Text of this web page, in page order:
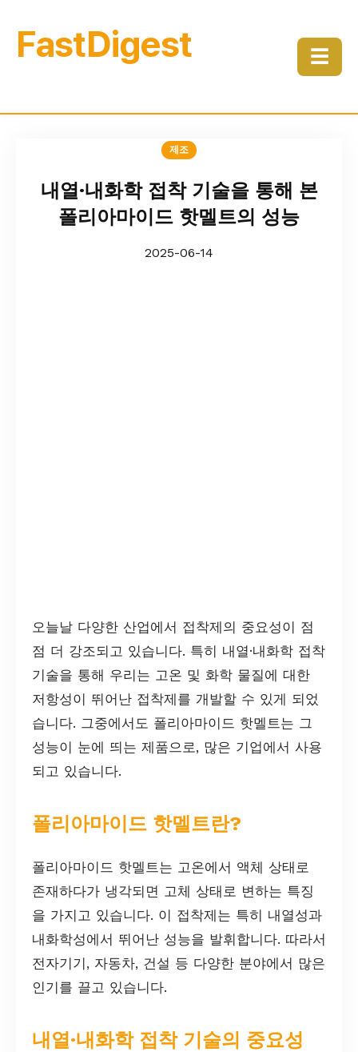
FastDigest ☰
제조
내열·내화학 접착 기술을 통해 본
폴리아마이드 핫멜트의 성능
2025-06-14
오늘날 다양한 산업에서 접착제의 중요성이 점
점 더 강조되고 있습니다. 특히 내열·내화학 접착
기술을 통해 우리는 고온 및 화학 물질에 대한
저항성이 뛰어난 접착제를 개발할 수 있게 되었
습니다. 그중에서도 폴리아마이드 핫멜트는 그
성능이 눈에 띄는 제품으로, 많은 기업에서 사용
되고 있습니다.
폴리아마이드 핫멜트란?
폴리아마이드 핫멜트는 고온에서 액체 상태로
존재하다가 냉각되면 고체 상태로 변하는 특징
을 가지고 있습니다. 이 접착제는 특히 내열성과
내화학성에서 뛰어난 성능을 발휘합니다. 따라서
전자기기, 자동차, 건설 등 다양한 분야에서 많은
인기를 끌고 있습니다.
내열·내화학 접착 기술의 중요성